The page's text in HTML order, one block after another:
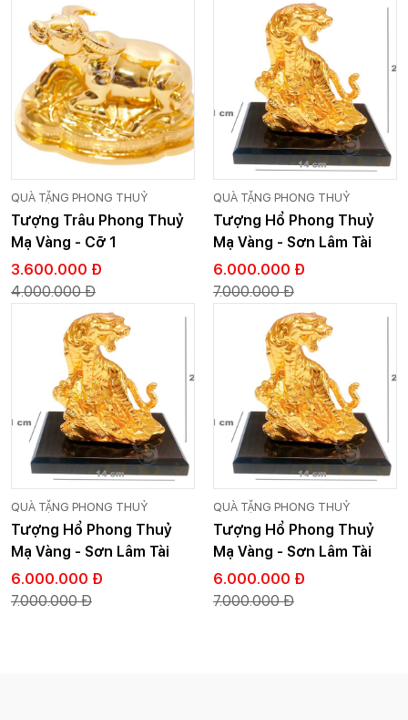
QUÀ TẶNG PHONG THUỶ
Tượng Trâu Phong Thuỷ
Mạ Vàng - Cỡ 1
3.600.000 Đ
4.000.000 Đ
QUÀ TẶNG PHONG THUỶ
Tượng Hổ Phong Thuỷ
Mạ Vàng - Sơn Lâm Tài
Lộc
6.000.000 Đ
7.000.000 Đ
QUÀ TẶNG PHONG THUỶ
Tượng Hổ Phong Thuỷ
Mạ Vàng - Sơn Lâm Tài
Lộc
6.000.000 Đ
7.000.000 Đ
QUÀ TẶNG PHONG THUỶ
Tượng Hổ Phong Thuỷ
Mạ Vàng - Sơn Lâm Tài
Lộc
6.000.000 Đ
7.000.000 Đ